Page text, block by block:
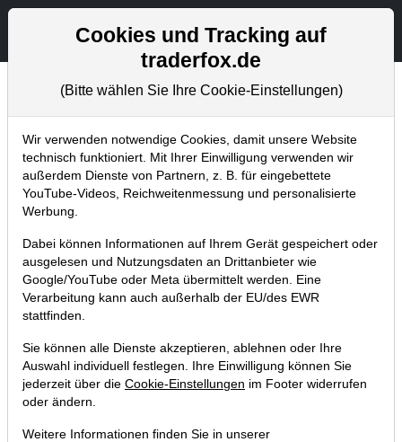
Aktien- und Artikelsuche
Chartanalysen
Home Blog Chartanalysen
So wurde Buffett zum
Schnäppchenpreis größter Aktionär
der Bank of America
04.09.2017 um 18:20 Uhr | T. Reich
Cookies und Tracking auf
traderfox.de
(Bitte wählen Sie Ihre Cookie-Einstellungen)
Wir verwenden notwendige Cookies, damit unsere Website
technisch funktioniert. Mit Ihrer Einwilligung verwenden wir
außerdem Dienste von Partnern, z. B. für eingebettete
YouTube-Videos, Reichweitenmessung und personalisierte
Werbung.
Dabei können Informationen auf Ihrem Gerät gespeichert oder
ausgelesen und Nutzungsdaten an Drittanbieter wie
Google/YouTube oder Meta übermittelt werden. Eine
Verarbeitung kann auch außerhalb der EU/des EWR
stattfinden.
Sie können alle Dienste akzeptieren, ablehnen oder Ihre
Auswahl individuell festlegen. Ihre Einwilligung können Sie
jederzeit über die Cookie-Einstellungen im Footer widerrufen
oder ändern.
Weitere Informationen finden Sie in unserer